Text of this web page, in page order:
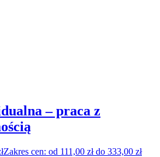
– praca z
Zakres cen: od 111,00 zł do 333,00 zł